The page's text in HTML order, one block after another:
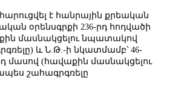
է հանրային քրեական
օրենսգրքի 236-րդ հոդվածի
մասնակցելու նպատակով
և Ն.Թ.-ի նկատմամբ՝ 46-
մասով (հավաքին մասնակցելու
շահագրգռելը